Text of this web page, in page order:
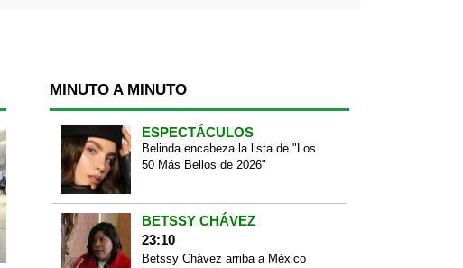
MINUTO A MINUTO
ESPECTÁCULOS
Belinda encabeza la lista de "Los
50 Más Bellos de 2026"
BETSSY CHÁVEZ
23:10
Betssy Chávez arriba a México